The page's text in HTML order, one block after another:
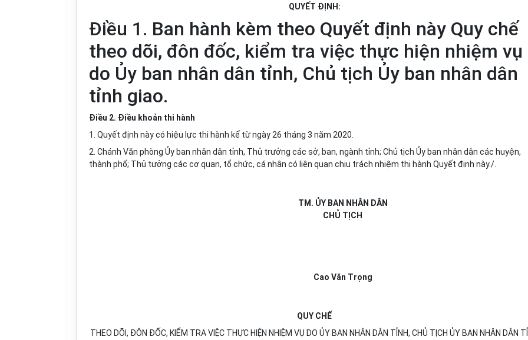
QUYẾT ĐỊNH:
Điều 1. Ban hành kèm theo Quyết định này Quy chế
theo dõi, đôn đốc, kiểm tra việc thực hiện nhiệm vụ
do Ủy ban nhân dân tỉnh, Chủ tịch Ủy ban nhân dân
tỉnh giao.
Điều 2. Điều khoản thi hành
1. Quyết định này có hiệu lực thi hành kể từ ngày 26 tháng 3 năm 2020.
2. Chánh Văn phòng Ủy ban nhân dân tỉnh, Thủ trưởng các sở, ban, ngành tỉnh; Chủ tịch Ủy ban nhân dân các huyện,
thành phố; Thủ tưởng các cơ quan, tổ chức, cá nhân có liên quan chịu trách nhiệm thi hành Quyết định này./.
TM. ỦY BAN NHÂN DÂN
CHỦ TỊCH
Cao Văn Trọng
QUY CHẾ
THEO DÕI, ĐÔN ĐỐC, KIỂM TRA VIỆC THỰC HIỆN NHIỆM VỤ DO ỦY BAN NHÂN DÂN TỈNH, CHỦ TỊCH ỦY BAN NHÂN DÂN